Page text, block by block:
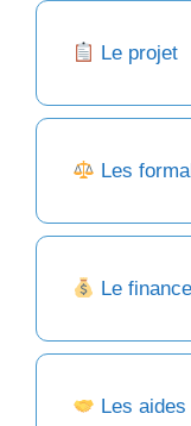
Le projet
Les
Le
Les aides